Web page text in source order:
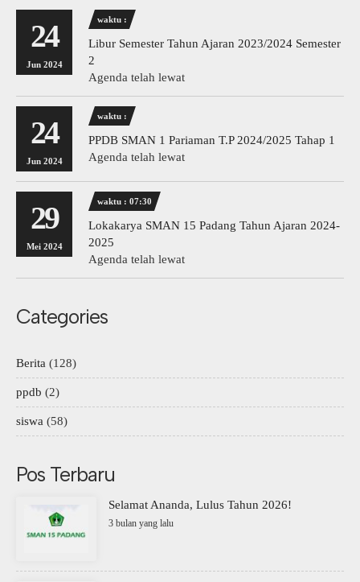
24
Jun 2024
waktu :
Libur Semester Tahun Ajaran 2023/2024 Semester
2
Agenda telah lewat
24
Jun 2024
waktu :
PPDB SMAN 1 Pariaman T.P 2024/2025 Tahap 1
Agenda telah lewat
29
Mei 2024
waktu : 07:30
Lokakarya SMAN 15 Padang Tahun Ajaran 2024-
2025
Agenda telah lewat
Categories
Berita (128)
ppdb (2)
siswa (58)
Pos Terbaru
Selamat Ananda, Lulus Tahun 2026!
3 bulan yang lalu